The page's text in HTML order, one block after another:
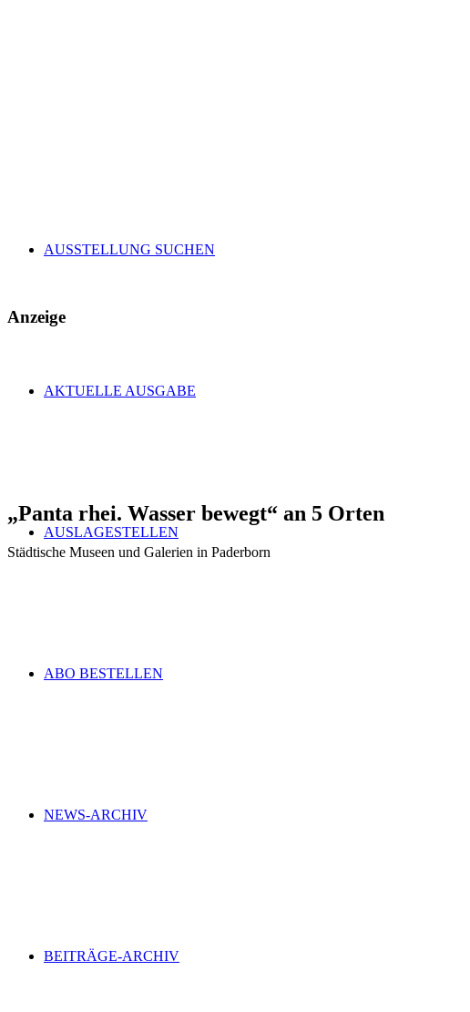
AUSSTELLUNG SUCHEN
AKTUELLE AUSGABE
AUSLAGESTELLEN
ABO BESTELLEN
NEWS-ARCHIV
BEITRÄGE-ARCHIV
Anzeige
„Panta rhei. Wasser bewegt“ an 5 Orten
Städtische Museen und Galerien in Paderborn